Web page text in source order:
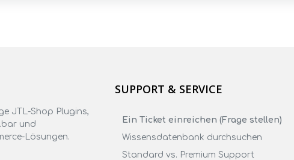
JTL-Shop Plugins,
und
Lösungen.
SUPPORT & SERVICE
Ein Ticket einreichen (Frage stellen)
Wissensdatenbank durchsuchen
Standard vs. Premium Support